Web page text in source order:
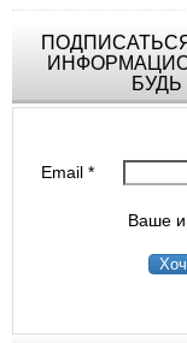
Email*
Ваше